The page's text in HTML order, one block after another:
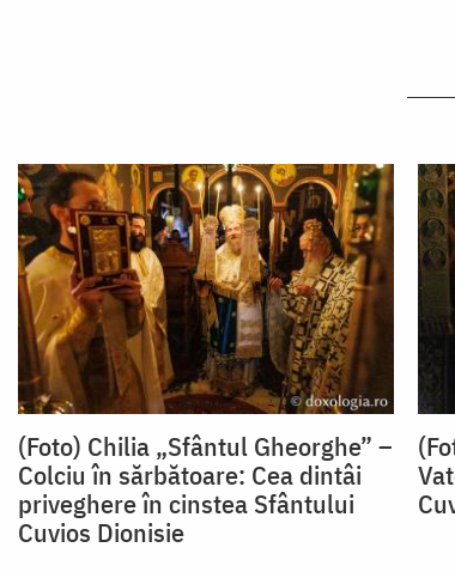
(Foto) Chilia „Sfântul Gheorghe” –
Colciu în sărbătoare: Cea dintâi
priveghere în cinstea Sfântului
Cuvios Dionisie